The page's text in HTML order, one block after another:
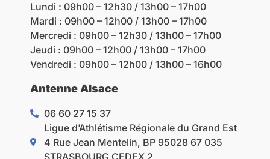
Lundi : 09h00 – 12h30 / 13h00 – 17h00
Mardi : 09h00 – 12h00 / 13h00 – 17h00
Mercredi : 09h00 – 12h30 / 13h00 – 17h00
Jeudi : 09h00 – 12h00 / 13h00 – 17h00
Vendredi : 09h00 – 12h00 / 13h00 – 16h00
Antenne Alsace
06 60 27 15 37
Ligue d’Athlétisme Régionale du Grand Est
4 Rue Jean Mentelin, BP 95028 67 035